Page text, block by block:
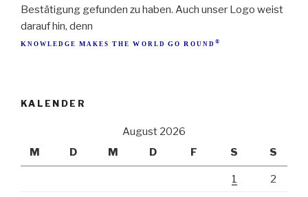
Bestätigung gefunden zu haben. Auch unser Logo weist
darauf hin, denn
K N O W L E D G E M A K E S T H E W O R L D G O R O U N D ®
KALENDER
August 2026
M
D M D F S S
1 2